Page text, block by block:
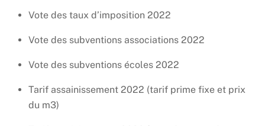
Vote des taux d’imposition 2022
Vote des subventions associations 2022
Vote des subventions écoles 2022
Tarif assainissement 2022 (tarif prime fixe et prix
du m3)